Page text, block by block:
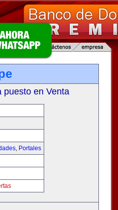
puesto en Venta
, Portales